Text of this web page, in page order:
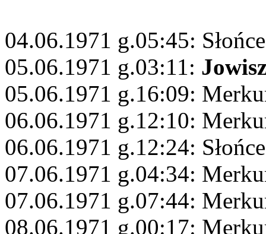
04.06.1971 g.05:45:
05.06.1971 g.03:11:
05.06.1971 g.16:09:
06.06.1971 g.12:10:
06.06.1971 g.12:24:
07.06.1971 g.04:34:
07.06.1971 g.07:44:
08.06.1971 g.00:17: